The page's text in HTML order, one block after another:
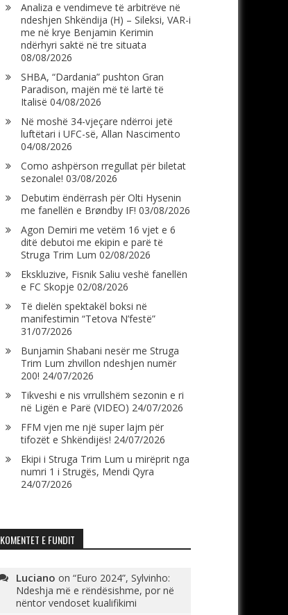
Analiza e vendimeve të arbitrëve në
ndeshjen Shkëndija (H) – Sileksi, VAR-i
me në krye Benjamin Kerimin
ndërhyri saktë në tre situata
08/08/2026
SHBA, “Dardania” pushton Gran
Paradison, majën më të lartë të
Italisë 04/08/2026
Në moshë 34-vjeçare ndërroi jetë
luftëtari i UFC-së, Allan Nascimento
04/08/2026
Como ashpërson rregullat për biletat
sezonale! 03/08/2026
Debutim ëndërrash për Olti Hysenin
me fanellën e Brøndby IF! 03/08/2026
Agon Demiri me vetëm 16 vjet e 6
ditë debutoi me ekipin e parë të
Struga Trim Lum 02/08/2026
Ekskluzive, Fisnik Saliu veshë fanellën
e FC Skopje 02/08/2026
Të dielën spektakël boksi në
manifestimin “Tetova N’festë”
31/07/2026
Bunjamin Shabani nesër me Struga
Trim Lum zhvillon ndeshjen numër
200! 24/07/2026
Tikveshi e nis vrrullshëm sezonin e ri
në Ligën e Parë (VIDEO) 24/07/2026
FFM vjen me një super lajm për
tifozët e Shkëndijës! 24/07/2026
Ekipi i Struga Trim Lum u mirëprit nga
numri 1 i Strugës, Mendi Qyra
24/07/2026
KOMENTET E FUNDIT
Luciano on “Euro 2024”, Sylvinho:
Ndeshja më e rëndësishme, por në
nëntor vendoset kualifikimi